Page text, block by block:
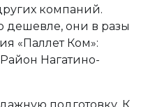
компаний.
дешевле, они в разы
«Паллет Ком»:
подготовку. К